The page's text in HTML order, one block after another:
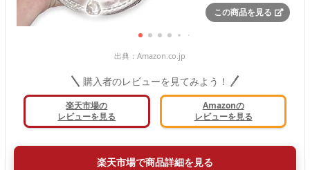
この商品を見る
出典： Amazon.co.jp
購入者のレビューを見てみよう！
楽天市場の
レビューを見る
Amazonの
レビューを見る
楽天市場で商品詳細を見る